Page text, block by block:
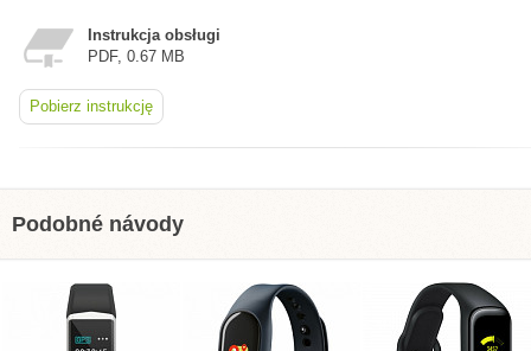
Instrukcja obsługi
PDF, 0.67 MB
Pobierz instrukcję
Podobné návody